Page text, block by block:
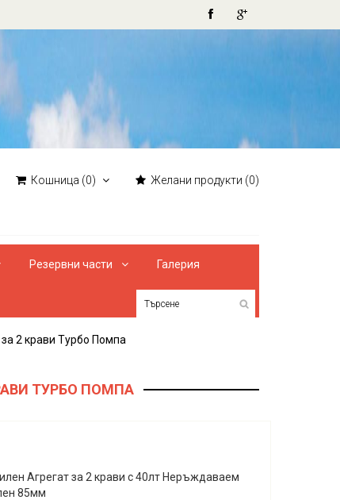
Кошница (0) Желани продукти (0)
Резервни части Галерия
2 крави Турбо Помпа
ТУРБО ПОМПА
Aгрегат за 2 крави с 40лт Неръждаваем
85мм